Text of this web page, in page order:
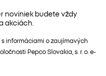
noviniek budete vždy
akciách.
informáciami o zaujímavých
Pepco Slovakia, s. r. o. e-